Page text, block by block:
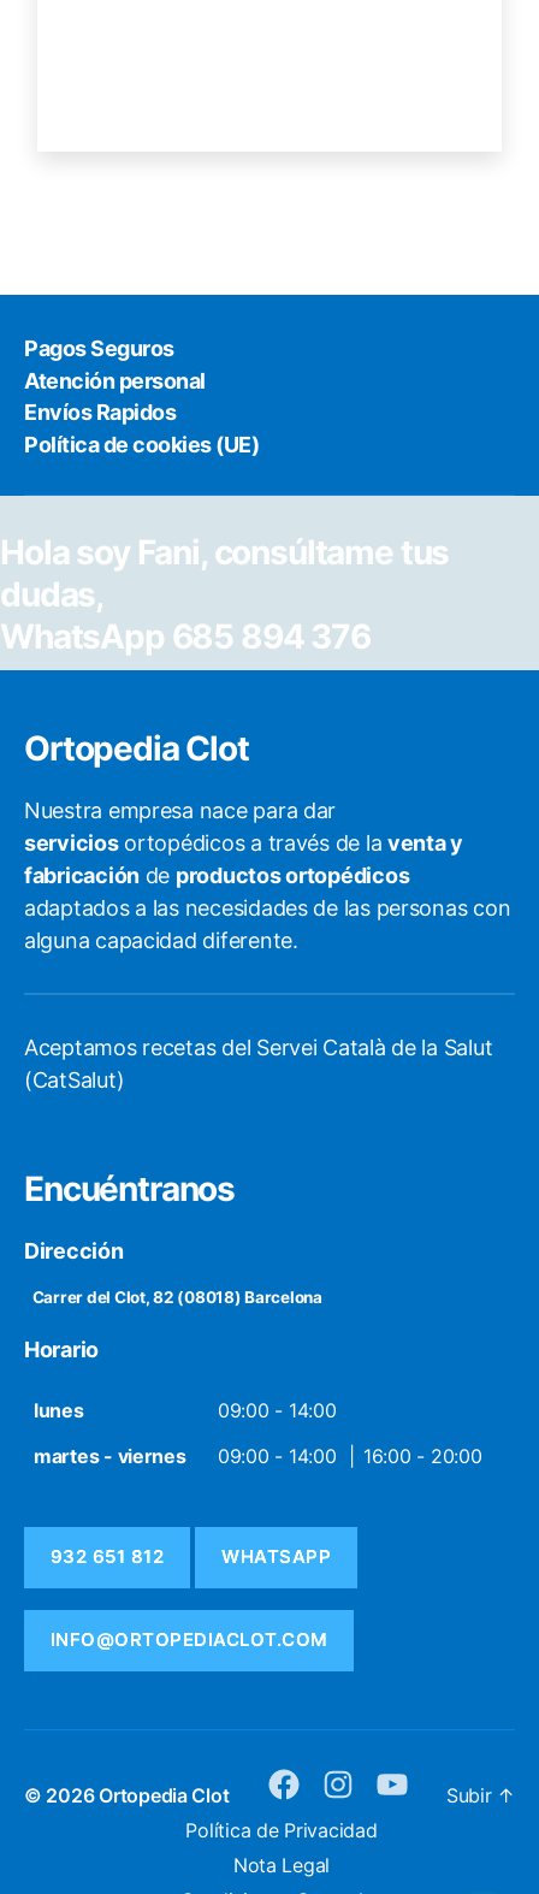
Pagos Seguros
Atención personal
Envíos Rapidos
Política de cookies (UE)
Hola soy Fani, consúltame tus
dudas,
WhatsApp 685 894 376
Ortopedia Clot
Nuestra empresa nace para dar
serviciosortopédicos a través de laventa y
fabricación de productos ortopédicos
adaptados a las necesidades de las personas con
alguna capacidad diferente.
Aceptamos recetas del Servei Català de la Salut
(CatSalut)
Encuéntranos
Dirección
Carrer del Clot, 82 (08018) Barcelona
Horario
lunes
09:00 - 14:00
martes - viernes
09:00 - 14:00 16:00 - 20:00
932 651 812 WHATSAPP
INFO@ORTOPEDIACLOT.COM
© 2026Ortopedia Clot facebookinstagramyoutubeSubir ↑
Política de Privacidad
Nota Legal